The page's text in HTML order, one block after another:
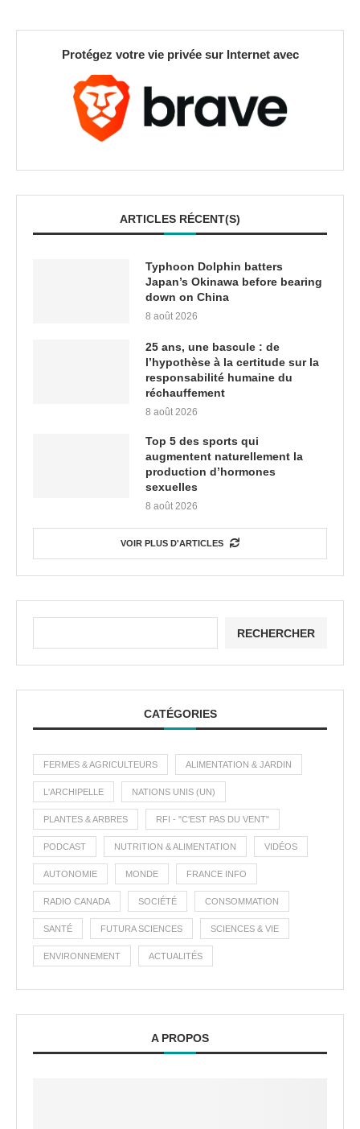
Protégez votre vie privée sur Internet avec
ARTICLES RÉCENT(S)
Typhoon Dolphin batters
Japan’s Okinawa before bearing
down on China
8 août 2026
25 ans, une bascule : de
l’hypothèse à la certitude sur la
responsabilité humaine du
réchauffement
8 août 2026
Top 5 des sports qui
augmentent naturellement la
production d’hormones
sexuelles
8 août 2026
VOIR PLUS D'ARTICLES
RECHERCHER
CATÉGORIES
FERMES & AGRICULTEURS ALIMENTATION & JARDIN
L'ARCHIPELLE NATIONS UNIS (UN)
PLANTES & ARBRES RFI - "C'EST PAS DU VENT"
PODCAST NUTRITION & ALIMENTATION VIDÉOS
AUTONOMIE MONDE FRANCE INFO
RADIO CANADA SOCIÉTÉ CONSOMMATION
SANTÉ FUTURA SCIENCES SCIENCES & VIE
ENVIRONNEMENT ACTUALITÉS
A PROPOS